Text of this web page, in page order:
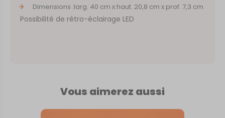
Dimensions :larg. 40 cm x haut. 20,8 cm x prof. 7,3 cm
Possibilité de rétro-éclairage LED
Vous aimerez aussi